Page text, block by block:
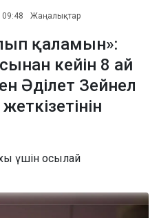
09:48 Жаңалықтар
қаламын»:
кейін 8 ай
Әділет Зейнел
үшін осылай